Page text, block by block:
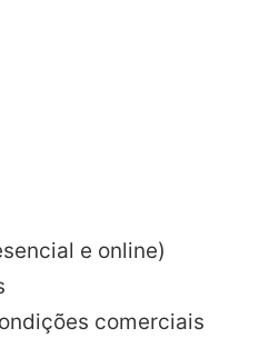
e online)
comerciais